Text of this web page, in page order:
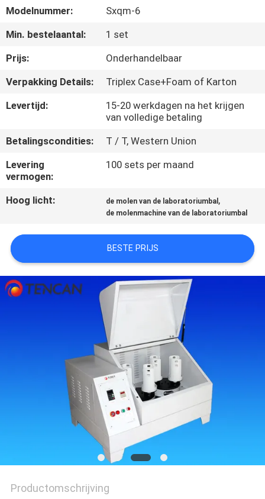
CONTACTEER
ONS
NIEUWS
BLOG
OM EEN
CITAAT
SITEMAP
PRIVACYBELEID
Modelnummer:
Sxqm-6
Min. bestelaantal:
1 set
Prijs:
Onderhandelbaar
Verpakking Details:
Triplex Case+Foam of Karton
Levertijd:
15-20 werkdagen na het krijgen
van volledige betaling
Betalingscondities:
T / T, Western Union
Levering
vermogen:
100 sets per maand
Hoog licht: de molen van de laboratoriumbal ,
de molenmachine van de laboratoriumbal
BESTE PRIJS
Productomschrijving